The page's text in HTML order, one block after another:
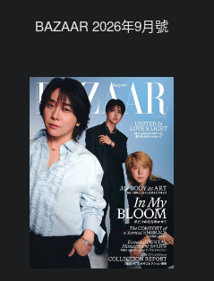
BAZAAR 2026年9月號